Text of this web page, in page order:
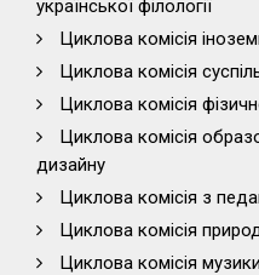
української філології
Циклова комісія
Циклова комісія
Циклова комісія
Циклова комісія
дизайну
Циклова комісія з
Циклова комісія
Циклова комісія